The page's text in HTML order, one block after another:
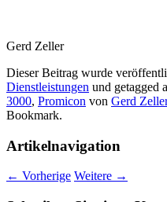
Gerd Zeller
Dieser Beitrag wurde
Dienstleistungen und getagged
3000, Promicon von Gerd Zeller
Bookmark.
Artikelnavigation
← Vorherige Weitere →